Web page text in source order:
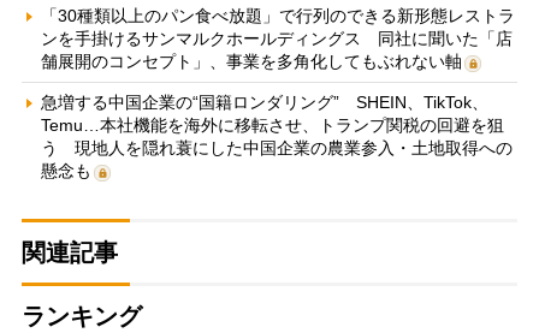
「30種類以上のパン食べ放題」で行列のできる新形態レストラ
ンを手掛けるサンマルクホールディングス 同社に聞いた「店
舗展開のコンセプト」、事業を多角化してもぶれない軸
急増する中国企業の“国籍ロンダリング” SHEIN、TikTok、
Temu…本社機能を海外に移転させ、トランプ関税の回避を狙
う 現地人を隠れ蓑にした中国企業の農業参入・土地取得への
懸念も
関連記事
ランキング